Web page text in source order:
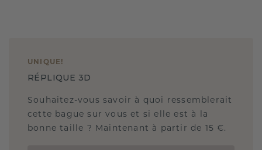
UNIQUE !
RÉPLIQUE 3D
Souhaitez-vous savoir à quoi ressemblerait
cette bague sur vous et si elle est à la
bonne taille ? Maintenant à partir de 15 €.